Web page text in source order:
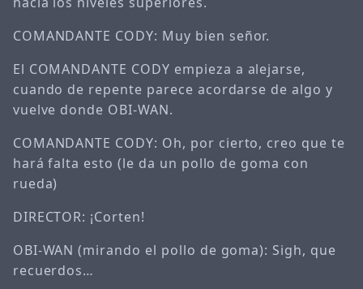
COMANDANTE CODY: Muy bien señor.
El COMANDANTE CODY empieza a alejarse,
cuando de repente parece acordarse de algo y
vuelve donde OBI-WAN.
COMANDANTE CODY: Oh, por cierto, creo que te
hará falta esto (le da un pollo de goma con
rueda)
DIRECTOR: ¡Corten!
OBI-WAN (mirando el pollo de goma): Sigh, que
recuerdos…